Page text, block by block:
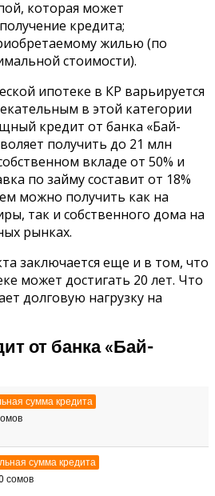
которая может
кредита;
жилью (по
стоимости).
ипотеке в КР варьируется
в этой категории
кредит от банка «‎Бай-
получить до 21 млн
вкладе от 50% и
по займу составит от 18%
можно получить как на
так и собственного дома на
рынках.
заключается еще и в том, что
может достигать 20 лет. Что
долговую нагрузку на